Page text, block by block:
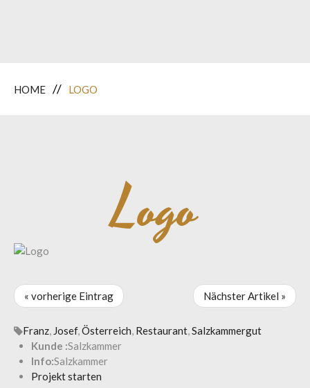
HOME LOGO
Logo
« vorherige Eintrag Nächster Artikel »
Franz, Josef,Österreich, Restaurant,Salzkammergut
Kunde :Salzkammer
Info:Salzkammer
Projekt starten